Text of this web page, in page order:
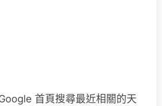
首頁搜尋最近相關的天